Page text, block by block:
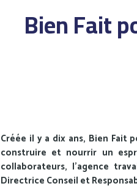
Bien Fait
Créée il y a dix ans, Bien
construire et nourrir un
collaborateurs, l’agence
Directrice Conseil et